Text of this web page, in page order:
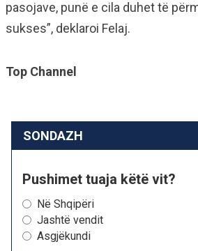
pasojave, punë e cila duhet të
sukses”, deklaroi Felaj.
Top Channel
SONDAZH
Pushimet tuaja këtë vit?
Në Shqipëri
Jashtë vendit
Asgjëkundi